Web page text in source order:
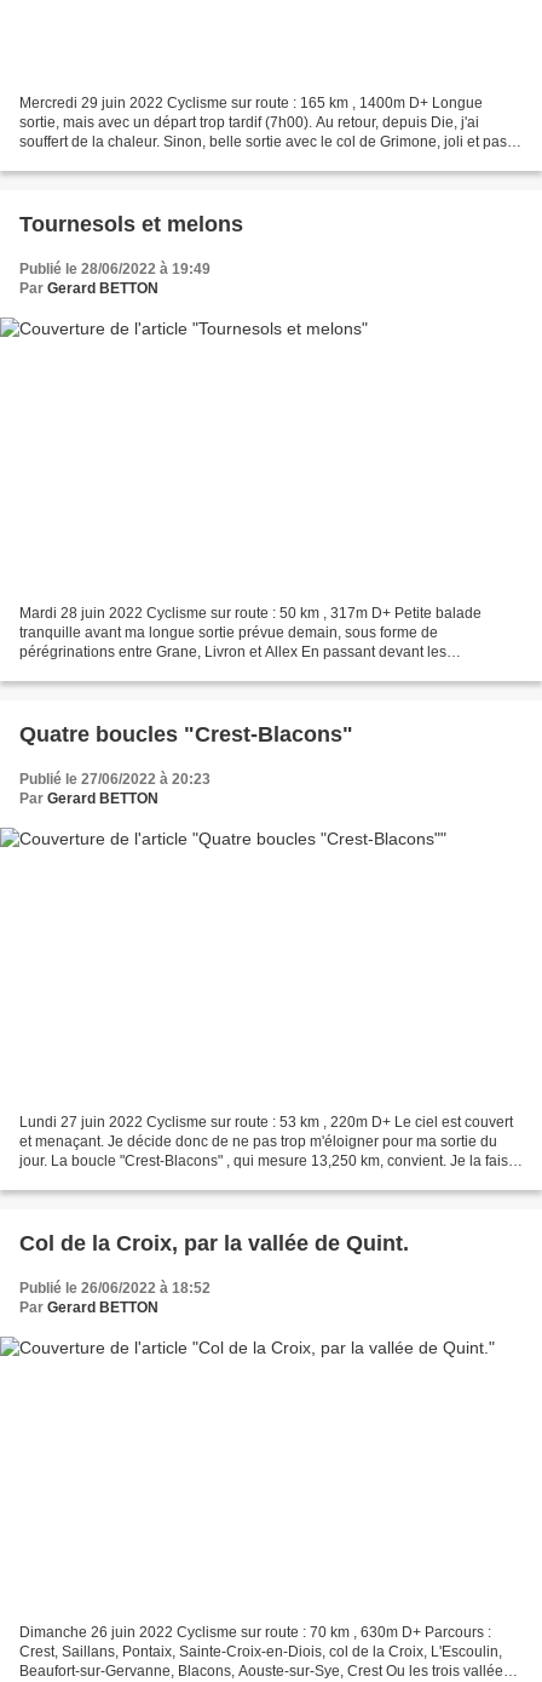
Mercredi 29 juin 2022 Cyclisme sur route : 165 km , 1400m D+ Longue
sortie, mais avec un départ trop tardif (7h00). Au retour, depuis Die, j'ai
souffert de la chaleur. Sinon, belle sortie avec le col de Grimone, joli et pas
Tournesols et melons
Publié le 28/06/2022 à 19:49
Par Gerard BETTON
Mardi 28 juin 2022 Cyclisme sur route : 50 km , 317m D+ Petite balade
tranquille avant ma longue sortie prévue demain, sous forme de
pérégrinations entre Grane, Livron et Allex En passant devant les
Quatre boucles "Crest-Blacons"
Publié le 27/06/2022 à 20:23
Par Gerard BETTON
Lundi 27 juin 2022 Cyclisme sur route : 53 km , 220m D+ Le ciel est couvert
et menaçant. Je décide donc de ne pas trop m'éloigner pour ma sortie du
jour. La boucle "Crest-Blacons" , qui mesure 13,250 km, convient. Je la fais
Col de la Croix, par la vallée de Quint.
Publié le 26/06/2022 à 18:52
Par Gerard BETTON
Dimanche 26 juin 2022 Cyclisme sur route : 70 km , 630m D+ Parcours :
Crest, Saillans, Pontaix, Sainte-Croix-en-Diois, col de la Croix, L'Escoulin,
Beaufort-sur-Gervanne, Blacons, Aouste-sur-Sye, Crest Ou les trois vallées :